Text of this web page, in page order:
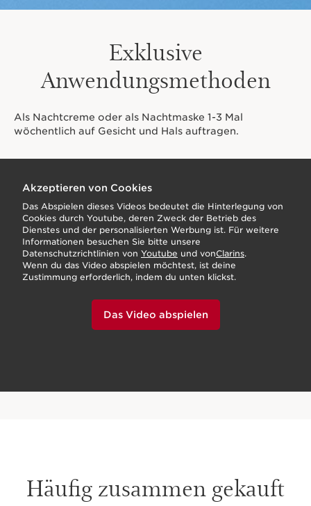
Exklusive
Anwendungsmethoden
Als Nachtcreme oder als Nachtmaske 1-3 Mal
wöchentlich auf Gesicht und Hals auftragen.
Akzeptieren von Cookies
Das Abspielen dieses Videos bedeutet die Hinterlegung von
Cookies durch Youtube, deren Zweck der Betrieb des
Dienstes und der personalisierten Werbung ist. Für weitere
Informationen besuchen Sie bitte unsere
Datenschutzrichtlinien von Youtube und vonClarins.
Wenn du das Video abspielen möchtest, ist deine
Zustimmung erforderlich, indem du unten klickst.
Das Video abspielen
Häufig zusammen gekauft